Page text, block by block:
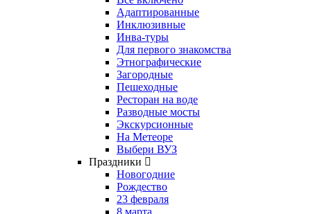
Адаптированные
Инклюзивные
Инва-туры
Для первого знакомства
Этнографические
Загородные
Пешеходные
Ресторан на воде
Разводные мосты
Экскурсионные
На Метеоре
Выбери ВУЗ
Праздники
Новогодние
Рождество
23 февраля
8 марта